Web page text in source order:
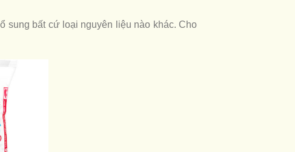
sung bất cứ loại nguyên liệu nào khác. Cho